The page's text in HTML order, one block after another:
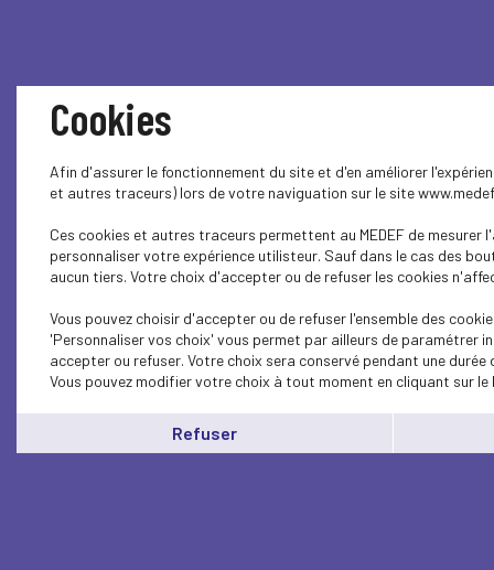
Cookies
Afin d'assurer le fonctionnement du site et d'en améliorer
et autres traceurs) lors de votre naviguation sur le site
Ces cookies et autres traceurs permettent au MEDEF de
personnaliser votre expérience utilisteur. Sauf dans le cas des
aucun tiers. Votre choix d'accepter ou de refuser les cookies
Vous pouvez choisir d'accepter ou de refuser l'ensemble des
'Personnaliser vos choix' vous permet par ailleurs de paramétrer
accepter ou refuser. Votre choix sera conservé pendant une
Vous pouvez modifier votre choix à tout moment en cliquant sur le
Refuser